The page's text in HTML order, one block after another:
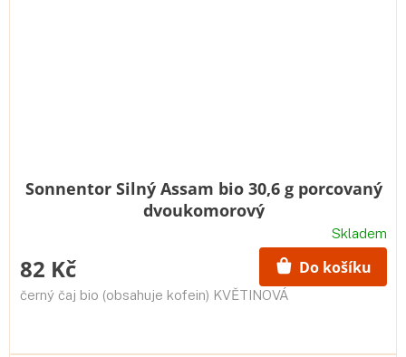
Sonnentor Silný Assam bio 30,6 g porcovaný
dvoukomorový
Skladem
82 Kč Do košíku
černý čaj bio (obsahuje kofein) KVĚTINOVÁ